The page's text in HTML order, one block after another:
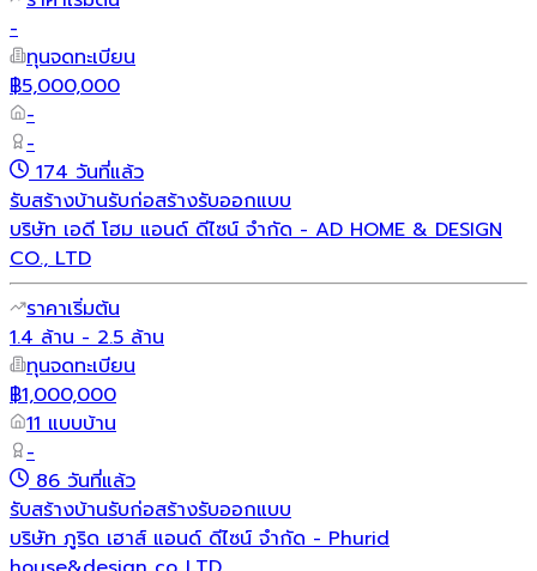
-
ทุนจดทะเบียน
฿5,000,000
-
-
174 วันที่แล้ว
รับสร้างบ้านรับก่อสร้างรับออกแบบ
บริษัท เอดี โฮม แอนด์ ดีไซน์ จำกัด - AD HOME & DESIGN
CO., LTD
ราคาเริ่มต้น
1.4 ล้าน - 2.5 ล้าน
ทุนจดทะเบียน
฿1,000,000
11 แบบบ้าน
-
86 วันที่แล้ว
รับสร้างบ้านรับก่อสร้างรับออกแบบ
บริษัท ภูริด เฮาส์ แอนด์ ดีไซน์ จำกัด - Phurid